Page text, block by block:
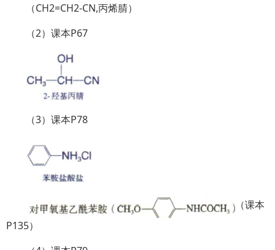
（CH2=CH2-CN,丙烯腈）
（2）课本P67
（3）课本P78
（课本
P135）